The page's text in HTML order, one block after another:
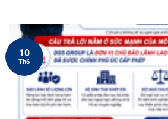
10
Th6